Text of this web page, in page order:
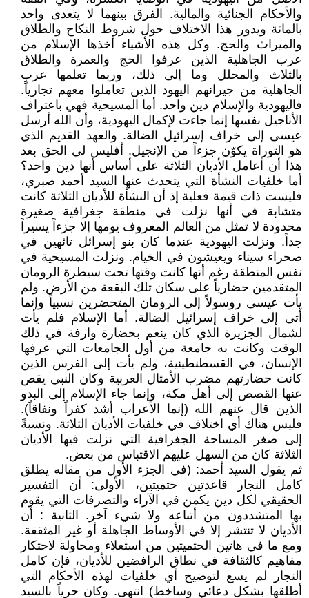
والأحكام الجنائية والمالية. الفرق بينهما لا يتعدى واحد
بالمائة ويدور هذا الاختلاف حول شروط النكاح والطلاق
والميراث والحج. وكل هذه الأشياء أخذها الإسلام من
عرب الجاهلية الذين عرفوا الحج والعمرة والطلاق
بالثلاث والمحلل وما إلى ذلك، وربما تعلمها عرب
الجاهلية من جيرانهم اليهود الذين تعاملوا معهم تجارياً.
فاليهودية والإسلام دين واحد. أما المسيحية فهي باعتراف
الأناجيل نفسها إنما جاءت لإكمال اليهودية، وأن الله أرسل
عيسى إلى خراف إسرائيل الضالة. والعهد القديم الذي
هو التوراة يكوّن جزءاً من الإنجيل. أفليس لي الحق بعد
هذا أن أعامل الأديان الثلاثة على أساس أنها دين واحد؟
أما خلفيات النشأة التي يتحدث عنها السيد أحمد صبري،
فليست ذات قيمة فعلية إذ أن النشأة للأديان الثلاثة كانت
متشابة في أنها نزلت في منطقة جغرافية صغيرة
محدودة لا تمثل من العالم المعروف يومها إلا جزءاً يسيراً
جداً. ونزلت اليهودية عندما كان بنو إسرائل تائهين في
صحراء سيناء ويعيشون في الخيام. ونزلت المسيحية في
نفس المنطقة رغم أنها كانت وقتها تحت سيطرة الرومان
المتقدمين حضارياً على سكان تلك البقعة من الأرض. ولم
يأت عيسى روسولاً إلى الرومان المتحضرين نسبياً وإنما
أتى إلى خراف إسرائيل الضالة. أما الإسلام فلم يأت
لشمال الجزيرة الذي كان ينعم بحضارة وارفة في ذلك
الوقت وكانت به جامعة من أول الجامعات التي عرفها
الإنسان، في القسطنطينية، ولم يأت إلى الفرس الذين
كانت حضارتهم مضرب الأمثال العربية وكان النبي يقص
عنها القصص إلى أهل مكة، وإنما جاء الإسلام إلى البدو
الذين قال عنهم الله (إنما الأعراب أشد كفراً ونفاقاً).
فليس هناك أي اختلاف في خلفيات الأديان الثلاثة. ونسبةً
إلى صغر المساحة الجغرافية التي نزلت فيها الأديان
الثلاثة كان من السهل عليهم الاقتباس من بعض.
ثم يقول السيد أحمد: (في الجزء الأول من مقاله يطلق
كامل النجار قاعدتين حتميتين، الأولى: أن التفسير
الحقيقي لكل دين يكمن في الآراء والتصرفات التي يقوم
بها المتشددون من أتباعه ولا شيء آخر. الثانية : أن
الأديان لا تنتشر إلا في الأوساط الجاهلة أو غير المثقفة.
ومع ما في هاتين الحتميتين من استعلاء ومحاولة لاحتكار
مفاهيم كالثقافة في نطاق الرافضين للأديان، فإن كامل
النجار لم يسع لتوضيح أي خلفيات لهذه الأحكام التي
أطلقها بشكل دعائي وساخط) انتهى. وكان حرياً بالسيد